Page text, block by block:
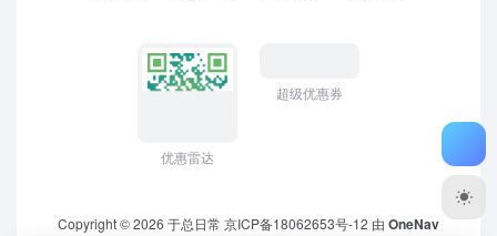
优惠雷达
超级优惠券
Copyright © 2026 于总日常 京ICP备18062653号-12 由 OneNav